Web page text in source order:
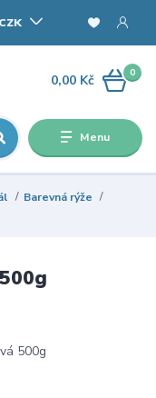
Menu
CZK
0
0,00 Kč
Barevná rýže